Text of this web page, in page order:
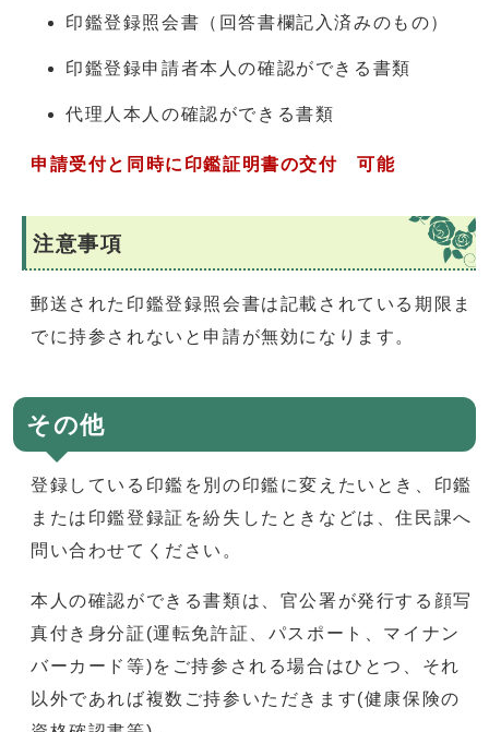
印鑑登録照会書（回答書欄記入済みのもの）
印鑑登録申請者本人の確認ができる書類
代理人本人の確認ができる書類
申請受付と同時に印鑑証明書の交付 可能
注意事項
郵送された印鑑登録照会書は記載されている期限ま
でに持参されないと申請が無効になります。
その他
登録している印鑑を別の印鑑に変えたいとき、印鑑
または印鑑登録証を紛失したときなどは、住民課へ
問い合わせてください。
本人の確認ができる書類は、官公署が発行する顔写
真付き身分証(運転免許証、パスポート、マイナン
バーカード等)をご持参される場合はひとつ、それ
以外であれば複数ご持参いただきます(健康保険の